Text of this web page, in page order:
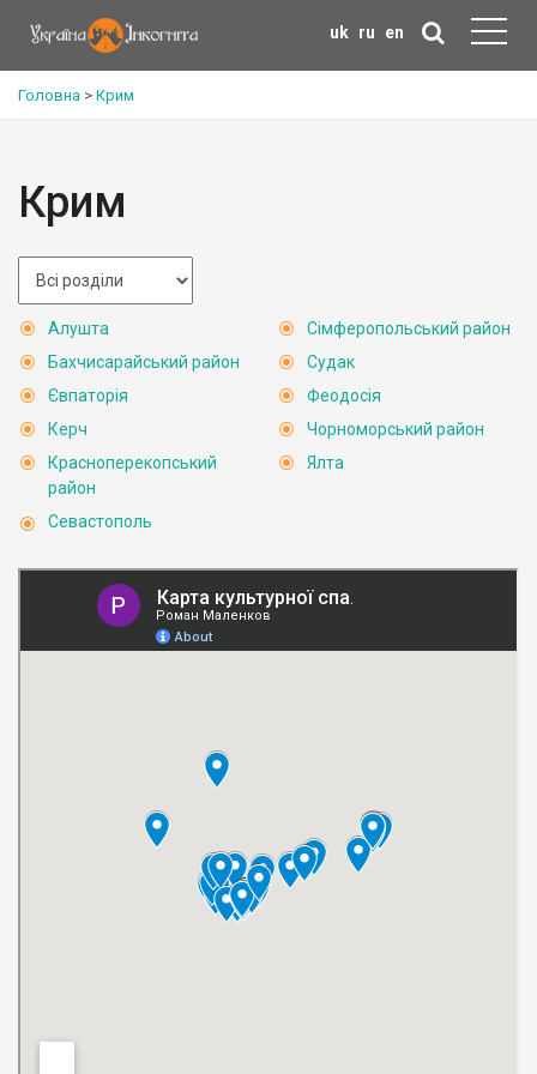
uk ru en
Головна > Крим
Крим
Алушта
Бахчисарайський район
Євпаторія
Керч
Красноперекопський
район
Севастополь
Сімферопольський район
Судак
Феодосія
Чорноморський район
Ялта